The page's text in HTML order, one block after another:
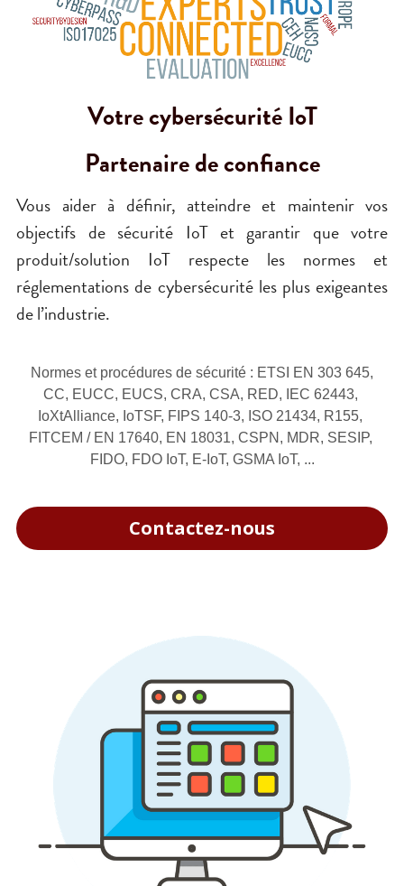
Votre cybersécurité IoT
Partenaire de confiance
Vous aider à définir, atteindre et maintenir vos
objectifs de sécurité IoT et garantir que votre
produit/solution IoT respecte les normes et
réglementations de cybersécurité les plus exigeantes
de l’industrie.
Normes et procédures de sécurité : ETSI EN 303 645,
CC, EUCC, EUCS, CRA, CSA, RED, IEC 62443,
IoXtAlliance, IoTSF, FIPS 140-3, ISO 21434, R155,
FITCEM / EN 17640, EN 18031, CSPN, MDR, SESIP,
FIDO, FDO IoT, E-IoT, GSMA IoT, ...
Contactez-nous